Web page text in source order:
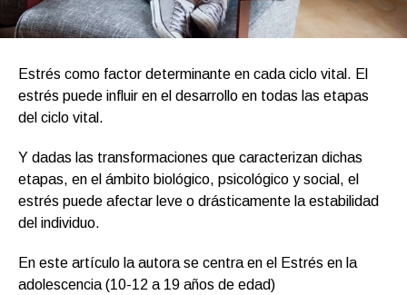
Estrés como factor determinante en cada ciclo vital. El
estrés puede influir en el desarrollo en todas las etapas
del ciclo vital.
Y dadas las transformaciones que caracterizan dichas
etapas, en el ámbito biológico, psicológico y social, el
estrés puede afectar leve o drásticamente la estabilidad
del individuo.
En este artículo la autora se centra en el Estrés en la
adolescencia (10-12 a 19 años de edad)